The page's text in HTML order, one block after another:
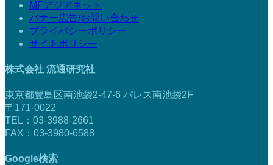
MFアジアネット
バナー広告/お問い合わせ
プライバシーポリシー
サイトポリシー
株式会社 流通研究社
東京都豊島区南池袋2-47-6 パレス南池袋2F
〒171-0022
TEL：03-3988-2661
FAX：03-3980-6588
Google検索